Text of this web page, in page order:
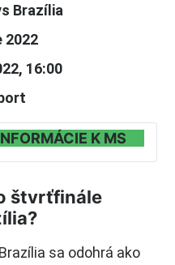
Brazília
2022
16:00
K MS
štvrťfinále
sa odohrá ako